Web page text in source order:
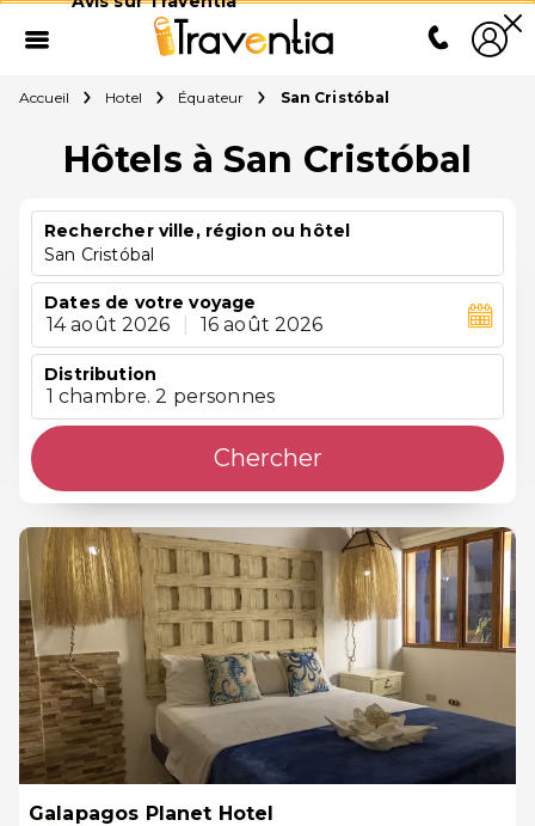
Accueil Hotel Équateur San Cristóbal
Hôtels à San Cristóbal
Rechercher ville, région ou hôtel
San Cristóbal
Dates de votre voyage
14 août 2026 16 août 2026
Distribution
1 chambre. 2 personnes
Chercher
Galapagos Planet Hotel